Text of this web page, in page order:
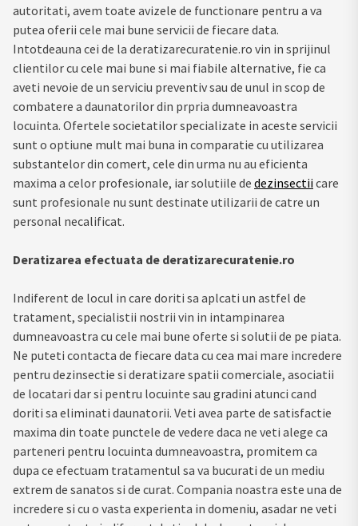
autoritati, avem toate avizele de functionare pentru a va
putea oferii cele mai bune servicii de fiecare data.
Intotdeauna cei de la deratizarecuratenie.ro vin in sprijinul
clientilor cu cele mai bune si mai fiabile alternative, fie ca
aveti nevoie de un serviciu preventiv sau de unul in scop de
combatere a daunatorilor din prpria dumneavoastra
locuinta. Ofertele societatilor specializate in aceste servicii
sunt o optiune mult mai buna in comparatie cu utilizarea
substantelor din comert, cele din urma nu au eficienta
maxima a celor profesionale, iar solutiile de dezinsectii care
sunt profesionale nu sunt destinate utilizarii de catre un
personal necalificat.
Deratizarea efectuata de deratizarecuratenie.ro
Indiferent de locul in care doriti sa aplcati un astfel de
tratament, specialistii nostrii vin in intampinarea
dumneavoastra cu cele mai bune oferte si solutii de pe piata.
Ne puteti contacta de fiecare data cu cea mai mare incredere
pentru dezinsectie si deratizare spatii comerciale, asociatii
de locatari dar si pentru locuinte sau gradini atunci cand
doriti sa eliminati daunatorii. Veti avea parte de satisfactie
maxima din toate punctele de vedere daca ne veti alege ca
parteneri pentru locuinta dumneavoastra, promitem ca
dupa ce efectuam tratamentul sa va bucurati de un mediu
extrem de sanatos si de curat. Compania noastra este una de
incredere si cu o vasta experienta in domeniu, asadar ne veti